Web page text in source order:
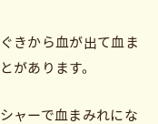
きから血が出て血ま
があります。
ャーで血まみれにな